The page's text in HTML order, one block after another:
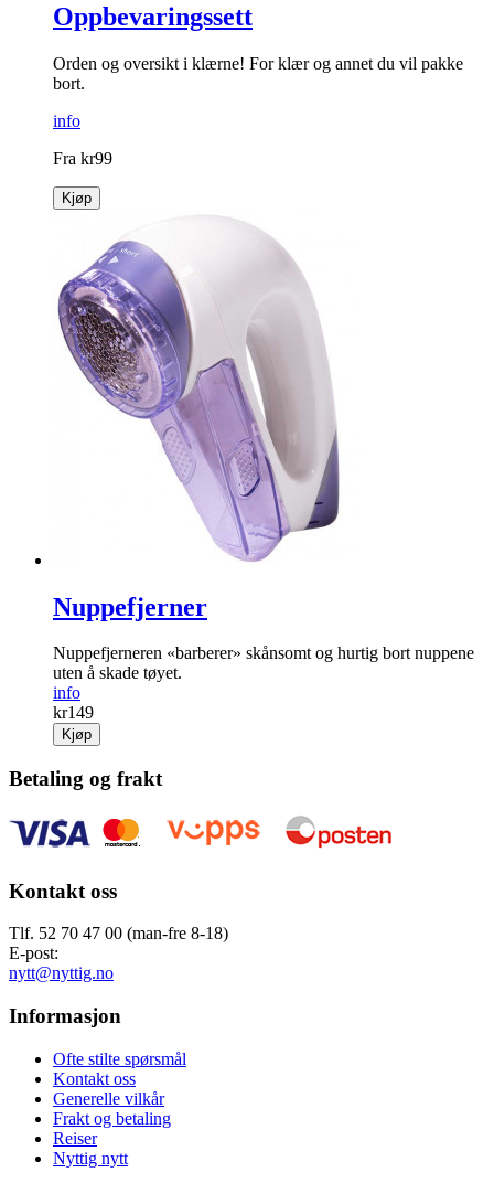
Oppbevaringssett
Orden og oversikt i klærne! For klær og annet du vil pakke
bort.
info
Fra kr99
Kjøp
Nuppefjerner
Nuppefjerneren «barberer» skånsomt og hurtig bort nuppene
uten å skade tøyet.
info
kr149
Kjøp
Betaling og frakt
Kontakt oss
Tlf. 52 70 47 00 (man-fre 8-18)
E-post:
nytt@nyttig.no
Informasjon
Ofte stilte spørsmål
Kontakt oss
Generelle vilkår
Frakt og betaling
Reiser
Nyttig nytt